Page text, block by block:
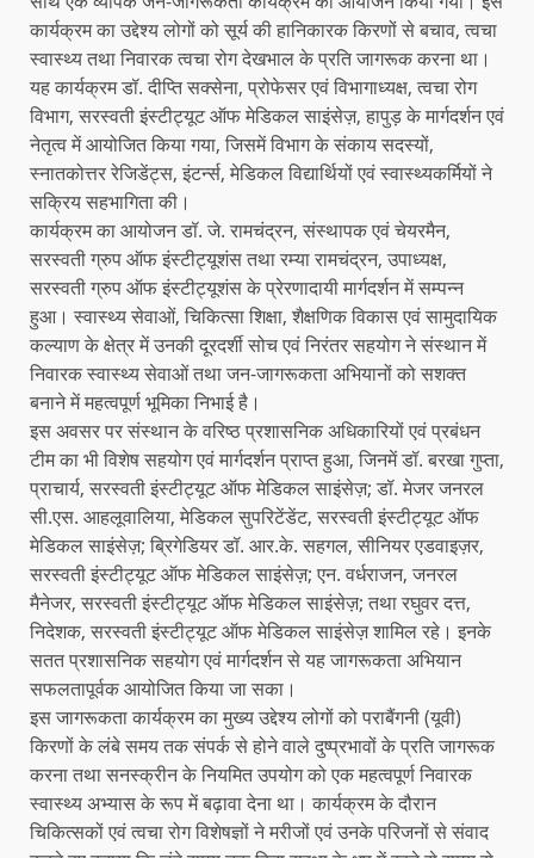
कार्यक्रम का उद्देश्य लोगों को सूर्य की हानिकारक किरणों से बचाव, त्वचा
स्वास्थ्य तथा निवारक त्वचा रोग देखभाल के प्रति जागरूक करना था।
यह कार्यक्रम डॉ. दीप्ति सक्सेना, प्रोफेसर एवं विभागाध्यक्ष, त्वचा रोग
विभाग, सरस्वती इंस्टीट्यूट ऑफ मेडिकल साइंसेज़, हापुड़ के मार्गदर्शन एवं
नेतृत्व में आयोजित किया गया, जिसमें विभाग के संकाय सदस्यों,
स्नातकोत्तर रेजिडेंट्स, इंटर्न्स, मेडिकल विद्यार्थियों एवं स्वास्थ्यकर्मियों ने
सक्रिय सहभागिता की।
कार्यक्रम का आयोजन डॉ. जे. रामचंद्रन, संस्थापक एवं चेयरमैन,
सरस्वती ग्रुप ऑफ इंस्टीट्यूशंस तथा रम्या रामचंद्रन, उपाध्यक्ष,
सरस्वती ग्रुप ऑफ इंस्टीट्यूशंस के प्रेरणादायी मार्गदर्शन में सम्पन्न
हुआ। स्वास्थ्य सेवाओं, चिकित्सा शिक्षा, शैक्षणिक विकास एवं सामुदायिक
कल्याण के क्षेत्र में उनकी दूरदर्शी सोच एवं निरंतर सहयोग ने संस्थान में
निवारक स्वास्थ्य सेवाओं तथा जन-जागरूकता अभियानों को सशक्त
बनाने में महत्वपूर्ण भूमिका निभाई है।
इस अवसर पर संस्थान के वरिष्ठ प्रशासनिक अधिकारियों एवं प्रबंधन
टीम का भी विशेष सहयोग एवं मार्गदर्शन प्राप्त हुआ, जिनमें डॉ. बरखा गुप्ता,
प्राचार्य, सरस्वती इंस्टीट्यूट ऑफ मेडिकल साइंसेज़; डॉ. मेजर जनरल
सी.एस. आहलूवालिया, मेडिकल सुपरिटेंडेंट, सरस्वती इंस्टीट्यूट ऑफ
मेडिकल साइंसेज़; ब्रिगेडियर डॉ. आर.के. सहगल, सीनियर एडवाइज़र,
सरस्वती इंस्टीट्यूट ऑफ मेडिकल साइंसेज़; एन. वर्धराजन, जनरल
मैनेजर, सरस्वती इंस्टीट्यूट ऑफ मेडिकल साइंसेज़; तथा रघुवर दत्त,
निदेशक, सरस्वती इंस्टीट्यूट ऑफ मेडिकल साइंसेज़ शामिल रहे। इनके
सतत प्रशासनिक सहयोग एवं मार्गदर्शन से यह जागरूकता अभियान
सफलतापूर्वक आयोजित किया जा सका।
इस जागरूकता कार्यक्रम का मुख्य उद्देश्य लोगों को पराबैंगनी (यूवी)
किरणों के लंबे समय तक संपर्क से होने वाले दुष्प्रभावों के प्रति जागरूक
करना तथा सनस्क्रीन के नियमित उपयोग को एक महत्वपूर्ण निवारक
स्वास्थ्य अभ्यास के रूप में बढ़ावा देना था। कार्यक्रम के दौरान
चिकित्सकों एवं त्वचा रोग विशेषज्ञों ने मरीजों एवं उनके परिजनों से संवाद